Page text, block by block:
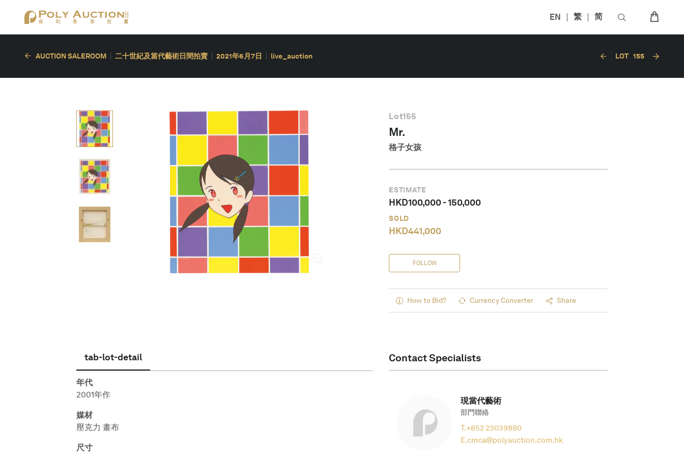
EN 繁 简
繁體中文
AUCTION SALEROOM 二十世紀及當代藝術日間拍賣 2021年6月7日 live_auction LOT 155
Lot155
Mr.
格子女孩
ESTIMATE
HKD100,000-150,000
SOLD
HKD441,000
FOLLOW
How to Bid? Currency Converter Share
tab-lot-detail
年代
2001年作
媒材
壓克力 畫布
尺寸
Contact Specialists
現當代藝術
部門聯絡
T.+852 23039880
E.cmca@polyauction.com.hk